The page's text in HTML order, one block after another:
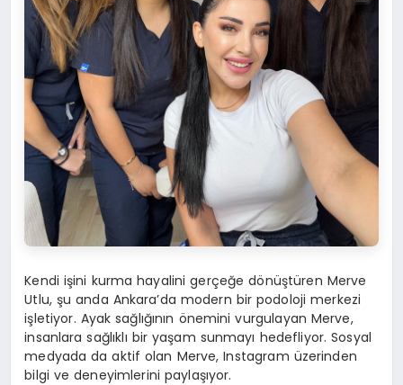
Kendi işini kurma hayalini gerçeğe dönüştüren Merve
Utlu, şu anda Ankara’da modern bir podoloji merkezi
işletiyor. Ayak sağlığının önemini vurgulayan Merve,
insanlara sağlıklı bir yaşam sunmayı hedefliyor. Sosyal
medyada da aktif olan Merve, Instagram üzerinden
bilgi ve deneyimlerini paylaşıyor.